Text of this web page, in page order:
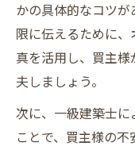
かの具体的なコツ
限に伝えるために
真を活用し、買主
夫しましょう。
次に、一級建築士
ことで、買主様の